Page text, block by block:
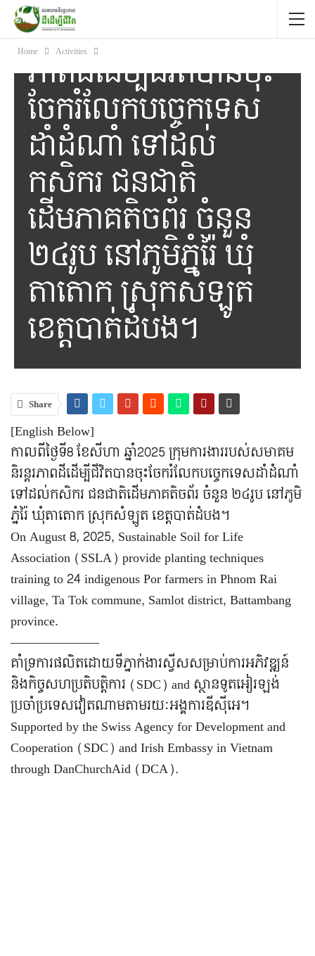
Home Activities
របស់សមាគមនិរន្តរ
ភាពដីដើម្បីជីវិតបានចុះ
ចែករំលែកបច្ចេកទេស
ដាំដំណាំ ទៅដល់
កសិករ ជនជាតិ
ដើមភាគតិចព័រ ចំនួន
២៤រូប នៅភូមិភ្នំរ៉ៃ ឃុំ
តាតោក ស្រុកសំឡូត
ខេត្ដបាត់ដំបង។
Share
[English Below]
កាលពីថ្ងៃទី8 ខែសីហា ឆ្នាំ2025 ក្រុមការងាររបស់សមាគម
និរន្តរភាពដីដើម្បីជីវិតបានចុះចែករំលែកបច្ចេកទេសដាំដំណាំ
ទៅដល់កសិករ ជនជាតិដើមភាគតិចព័រ ចំនួន ២៤រូប នៅភូមិ
ភ្នំរ៉ៃ ឃុំតាតោក ស្រុកសំឡូត ខេត្ដបាត់ដំបង។
On August 8, 2025, Sustainable Soil for Life
Association (SSLA) provide planting techniques
training to 24 indigenous Por farmers in Phnom Rai
village, Ta Tok commune, Samlot district, Battambang
province.
———————
គាំទ្រការផលិតដោយទីភ្នាក់ងារស្វីសសម្រាប់ការអភិវឌ្ឍន៍
និងកិច្ចសហប្រតិបត្តិការ (SDC) and ស្ថានទូតអៀរឡង់
ប្រចាំប្រទេសវៀតណាម​តាមរយៈអង្គការឌីស៊ីអេ។
Supported by the Swiss Agency for Development and
Cooperation (SDC) and Irish Embassy in Vietnam
through DanChurchAid (DCA).